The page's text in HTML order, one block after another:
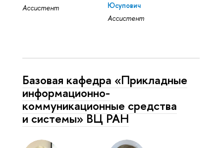
Ассистент
Юсупович
Ассистент
Базовая кафедра «Прикладные
информационно-
коммуникационные средства
и системы» ВЦ РАН